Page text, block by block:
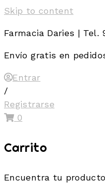
Skip to content
Farmacia Daries | Tel.
Envío gratis en
Entrar
/
Registrarse
0
Carrito
Encuentra tu